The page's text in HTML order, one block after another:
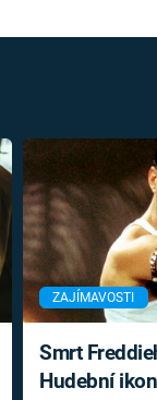
ZAJÍMAVOSTI
Smrt
Hudební